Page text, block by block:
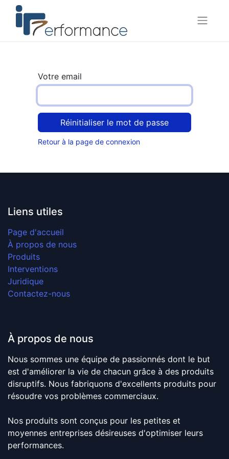
Votre email
Réinitialiser le mot de passe
Retour à la page de connexion
Liens utiles
Page d'accueil
À propos de nous
Produits
Interventions
Juridique
Contactez-nous
À propos de nous
Nous sommes une équipe de passionnés dont le but
est d'améliorer la vie de chacun grâce à des produits
disruptifs. Nous fabriquons d'excellents produits pour
résoudre vos problèmes commerciaux.
Nos produits sont conçus pour les petites et
moyennes entreprises désireuses d'optimiser leurs
performances.